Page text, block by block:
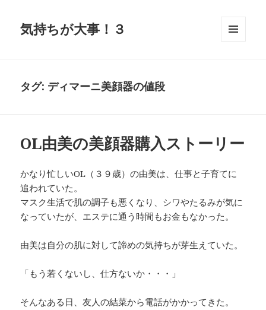
気持ちが大事！３
タグ: ディマーニ美顔器の値段
OL由美の美顔器購入ストーリー
かなり忙しいOL（３９歳）の由美は、仕事と子育てに
追われていた。
マスク生活で肌の調子も悪くなり、シワやたるみが気に
なっていたが、エステに通う時間もお金もなかった。
由美は自分の肌に対して諦めの気持ちが芽生えていた。
「もう若くないし、仕方ないか・・・」
そんなある日、友人の結菜から電話がかかってきた。